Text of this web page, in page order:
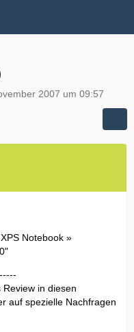
2007 um 09:57
Notebook »
in diesen
auf spezielle Nachfragen